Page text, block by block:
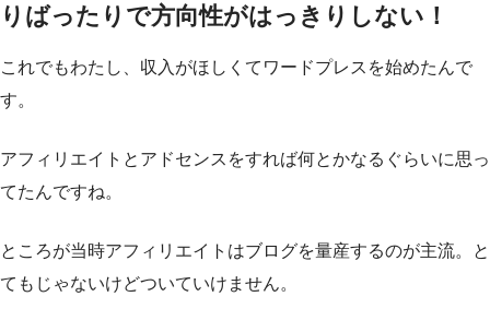
りばったりで方向性がはっきりしない！
これでもわたし、収入がほしくてワードプレスを始めたんで
す。
アフィリエイトとアドセンスをすれば何とかなるぐらいに思っ
てたんですね。
ところが当時アフィリエイトはブログを量産するのが主流。と
てもじゃないけどついていけません。